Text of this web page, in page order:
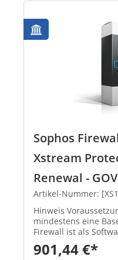
Sophos
Xstream
Renewal - GOV
Artikel-Nummer:
Hinweis
mindestens eine Base Lizenz
Firewall ist als
virtuelle
KVM und Citrix) e...
901,44 €*